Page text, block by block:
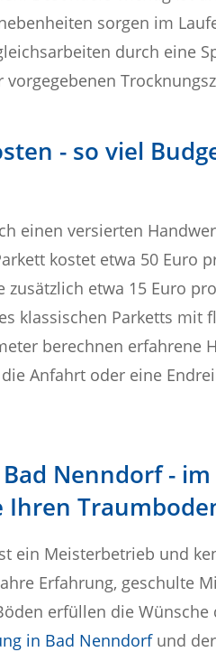
sorgen im
durch eine
- so viel
einen versierten
kostet etwa 50 Euro
zusätzlich etwa 15 Euro
klassischen Parketts mit
berechnen erfahrene
Anfahrt oder eine
Nenndorf -
Ihren
ein Meisterbetrieb und
Erfahrung, geschulte
erfüllen die
in Bad Nenndorfund